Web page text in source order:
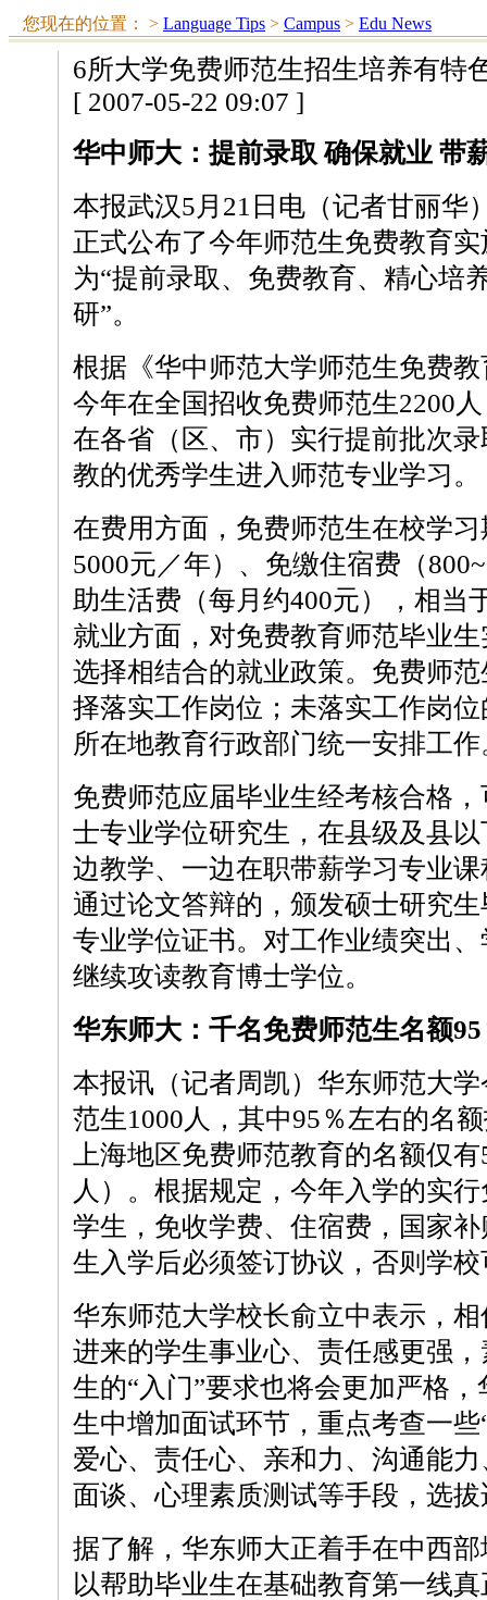
您现在的位置： > Language Tips > Campus > Edu News
6所大学免费师范生招生培养有特
[ 2007-05-22 09:07 ]
华中师大：提前录取 确保就业 带
本报武汉5月21日电（记者甘丽华
正式公布了今年师范生免费教育
为“提前录取、免费教育、精心培
研”。
根据《华中师范大学师范生免费
今年在全国招收免费师范生2200
在各省（区、市）实行提前批次
教的优秀学生进入师范专业学习。
在费用方面，免费师范生在校学
5000元／年）、免缴住宿费（
助生活费（每月约400元），相当
就业方面，对免费教育师范毕业
选择相结合的就业政策。免费师
择落实工作岗位；未落实工作岗
所在地教育行政部门统一安排工作
免费师范应届毕业生经考核合格
士专业学位研究生，在县级及县
边教学、一边在职带薪学习专业
通过论文答辩的，颁发硕士研究
专业学位证书。对工作业绩突出
继续攻读教育博士学位。
华东师大：千名免费师范生名额
本报讯（记者周凯）华东师范大
范生1000人，其中95％左右的名
上海地区免费师范教育的名额仅
人）。根据规定，今年入学的实
学生，免收学费、住宿费，国家
生入学后必须签订协议，否则学
华东师范大学校长俞立中表示，
进来的学生事业心、责任感更强
生的“入门”要求也将会更加严格
生中增加面试环节，重点考查一
爱心、责任心、亲和力、沟通能
面谈、心理素质测试等手段，选
据了解，华东师大正着手在中西
以帮助毕业生在基础教育第一线